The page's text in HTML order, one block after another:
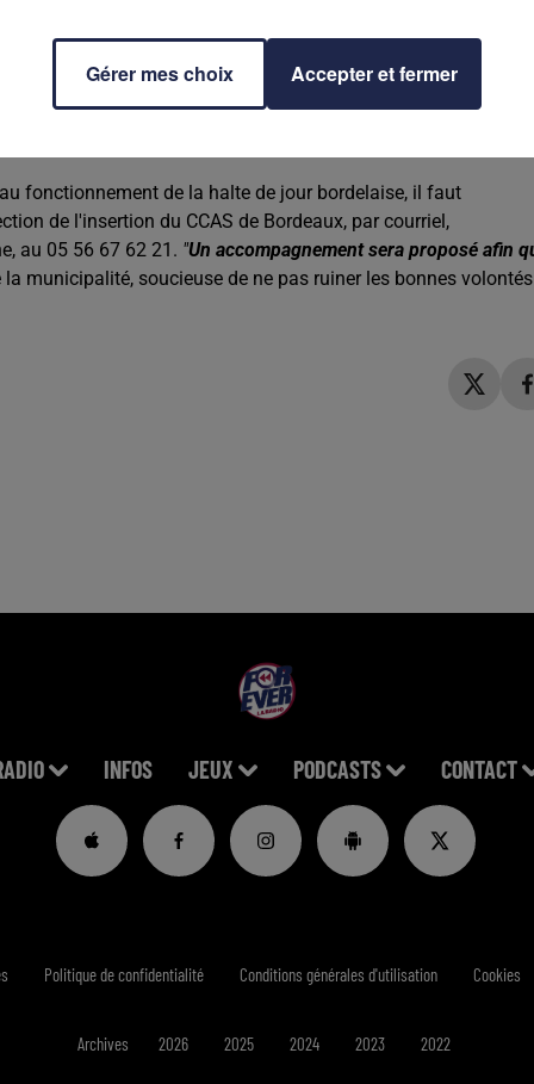
avec possibilité de lavage et séchage de linge
social qui gère l'endroit,"en collaboration avec différents
et des permanences d‘accès aux droits plusieurs après-midis
fonctionnement de la halte de jour bordelaise, il faut
de l'insertion du CCAS de Bordeaux, par courriel,
au 05 56 67 62 21. "Un accompagnement sera proposé afin
municipalité, soucieuse de ne pas ruiner les bonnes volontés
INFOS JEUX PODCASTS CONTACT
Politique de confidentialité Conditions générales d'utilisation Cookies
Archives 2026 2025 2024 2023 2022
Gérer mes choix Accepter et fermer